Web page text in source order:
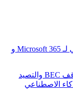
حماية متقدمة لتهديدات البريد الإلكتروني لـ Microsoft 365 و
أمان البريد الإلكتروني السحابي الذي يوقف BEC والتصيد
الاصطناعي